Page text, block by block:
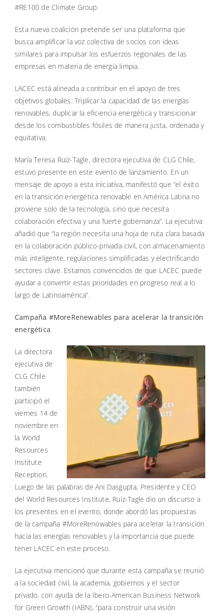
#RE100 de Climate Group.
Esta nueva coalición pretende ser una plataforma que
busca amplificar la voz colectiva de socios con ideas
similares para impulsar los esfuerzos regionales de las
empresas en materia de energía limpia.
LACEC está alineada a contribuir en el apoyo de tres
objetivos globales: Triplicar la capacidad de las energías
renovables, duplicar la eficiencia energética y transicionar
desde los combustibles fósiles de manera justa, ordenada y
equitativa.
María Teresa Ruiz-Tagle, directora ejecutiva de CLG Chile,
estuvo presente en este evento de lanzamiento. En un
mensaje de apoyo a esta iniciativa, manifestó que “el éxito
en la transición energética renovable en América Latina no
proviene solo de la tecnología, sino que necesita
colaboración efectiva y una fuerte gobernanza”. La ejecutiva
añadió que “la región necesita una hoja de ruta clara basada
en la colaboración público-privada-civil, con almacenamiento
más inteligente, regulaciones simplificadas y electrificando
sectores clave. Estamos convencidos de que LACEC puede
ayudar a convertir estas prioridades en progreso real a lo
largo de Latinoamérica”.
Campaña #MoreRenewables para acelerar la transición
energética
La directora
ejecutiva de
CLG Chile
también
participó el
viernes 14 de
noviembre en
la World
Resources
Institute
Reception.
Luego de las palabras de Ani Dasgupta, Presidente y CEO
del World Resources Institute, Ruiz-Tagle dio un discurso a
los presentes en el evento, donde abordó las propuestas
de la campaña #MoreRenowables para acelerar la transición
hacia las energías renovables y la importancia que puede
tener LACEC en este proceso.
La ejecutiva mencionó que durante esta campaña se reunió
a la sociedad civil, la academia, gobiernos y el sector
privado, con ayuda de la Ibero-American Business Network
for Green Growth (IABN), “para construir una visión